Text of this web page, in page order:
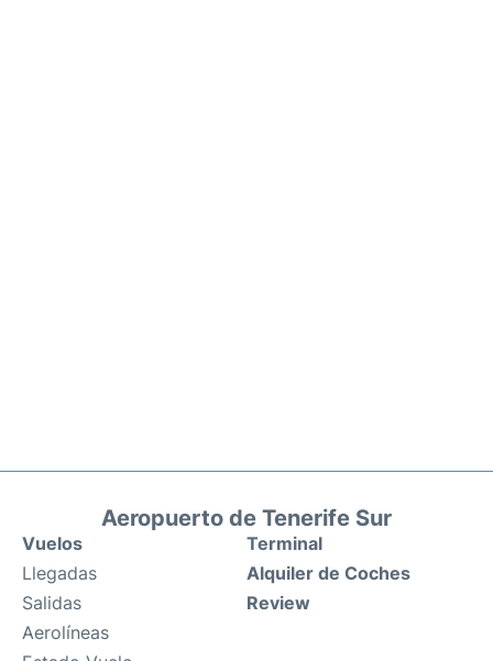
Aeropuerto de Tenerife Sur
Vuelos
Llegadas
Salidas
Aerolíneas
Terminal
Alquiler de Coches
Review